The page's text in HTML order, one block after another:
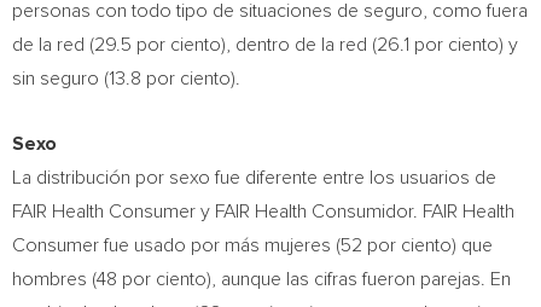
personas con todo tipo de situaciones de seguro, como fuera
de la red (29.5 por ciento), dentro de la red (26.1 por ciento) y
sin seguro (13.8 por ciento).
Sexo
La distribución por sexo fue diferente entre los usuarios de
FAIR Health Consumer y FAIR Health Consumidor. FAIR Health
Consumer fue usado por más mujeres (52 por ciento) que
hombres (48 por ciento), aunque las cifras fueron parejas. En